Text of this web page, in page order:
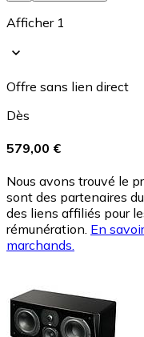
Afficher 1
Offre sans lien direct
Dès
579,00 €
Nous avons trouvé le
sont des partenaires
des liens affiliés pour
rémunération. En
marchands.